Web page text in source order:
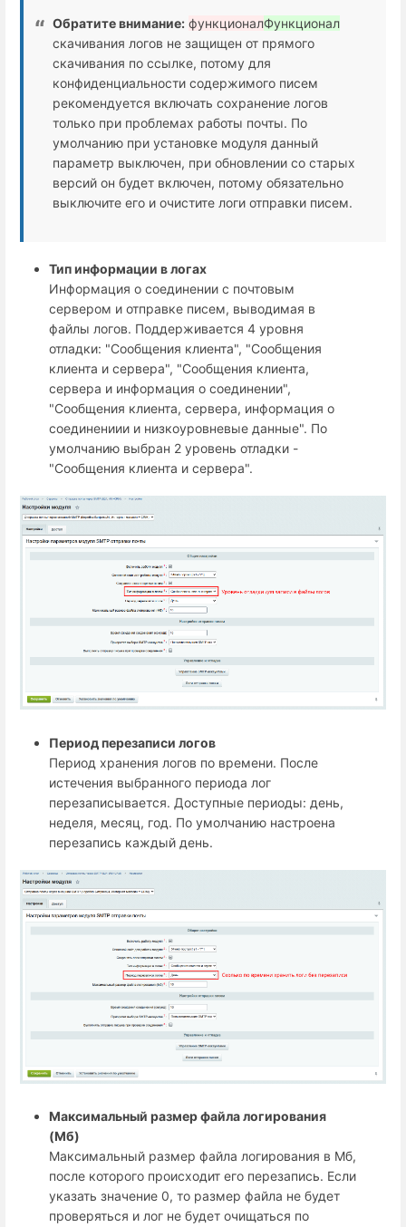
Обратите внимание: функционалФункционал
скачивания логов не защищен от прямого
скачивания по ссылке, потому для
конфиденциальности содержимого писем
рекомендуется включать сохранение логов
только при проблемах работы почты. По
умолчанию при установке модуля данный
параметр выключен, при обновлении со старых
версий он будет включен, потому обязательно
выключите его и очистите логи отправки писем.
Тип информации в логах
Информация о соединении с почтовым
сервером и отправке писем, выводимая в
файлы логов. Поддерживается 4 уровня
отладки: "Сообщения клиента", "Сообщения
клиента и сервера", "Сообщения клиента,
сервера и информация о соединении",
"Сообщения клиента, сервера, информация о
соединениии и низкоуровневые данные". По
умолчанию выбран 2 уровень отладки -
"Сообщения клиента и сервера".
Период перезаписи логов
Период хранения логов по времени. После
истечения выбранного периода лог
перезаписывается. Доступные периоды: день,
неделя, месяц, год. По умолчанию настроена
перезапись каждый день.
Максимальный размер файла логирования
(Мб)
Максимальный размер файла логирования в Мб,
после которого происходит его перезапись. Если
указать значение 0, то размер файла не будет
проверяться и лог не будет очищаться по